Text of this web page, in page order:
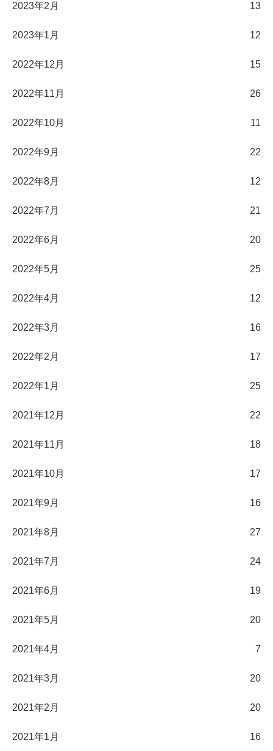
2023年2月 13
2023年1月 12
2022年12月 15
2022年11月 26
2022年10月 11
2022年9月 22
2022年8月 12
2022年7月 21
2022年6月 20
2022年5月 25
2022年4月 12
2022年3月 16
2022年2月 17
2022年1月 25
2021年12月 22
2021年11月 18
2021年10月 17
2021年9月 16
2021年8月 27
2021年7月 24
2021年6月 19
2021年5月 20
2021年4月 7
2021年3月 20
2021年2月 20
2021年1月 16